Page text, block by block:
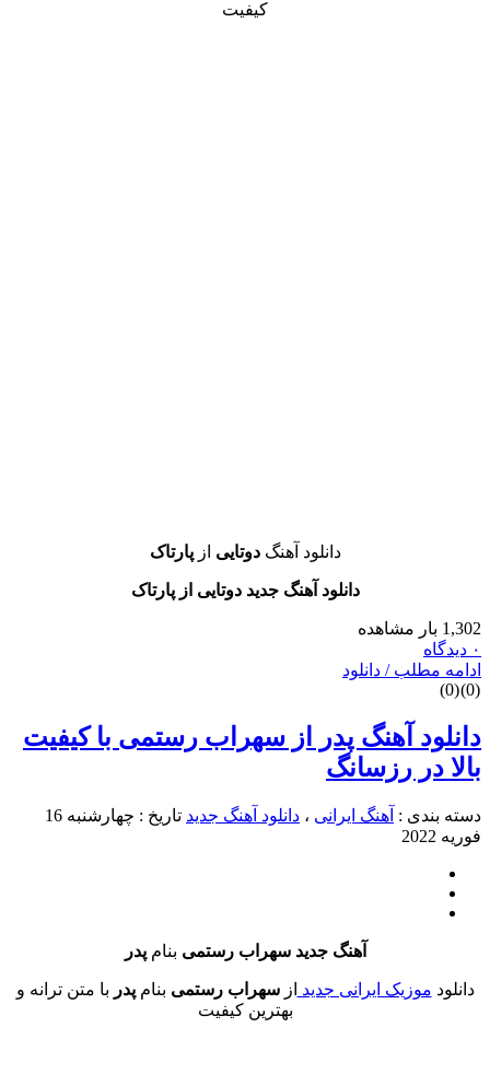
دانلود آهنگدوتاییازپارتاک
دانلود آهنگ جدید دوتایی از پارتاک
/ دانلود
آهنگ پدر از سهراب رستمی با کیفیت
رزسانگ
:آهنگ ایرانی، دانلود آهنگ جدید تاریخ : چهارشنبه 16
آهنگ جدید سهراب رستمی بنامپدر
موزیک ایرانی جدیداز سهراب رستمیبنامپدر با متن ترانه و
بهترین کیفیت